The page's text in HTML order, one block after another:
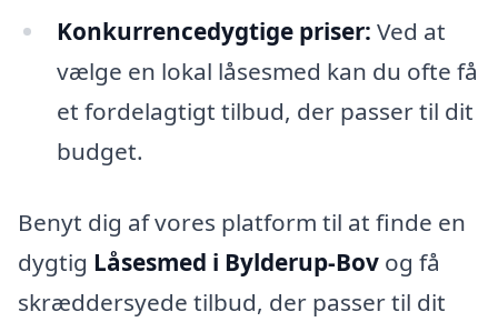
Konkurrencedygtige priser: Ved at
vælge en lokal låsesmed kan du ofte få
et fordelagtigt tilbud, der passer til dit
budget.
Benyt dig af vores platform til at finde en
dygtig Låsesmed i Bylderup-Bov og få
skræddersyede tilbud, der passer til dit